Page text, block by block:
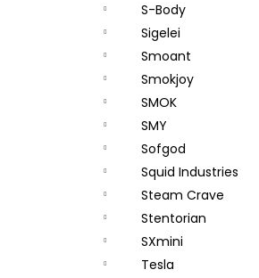
S-Body
Sigelei
Smoant
Smokjoy
SMOK
SMY
Sofgod
Squid Industries
Steam Crave
Stentorian
SXmini
Tesla